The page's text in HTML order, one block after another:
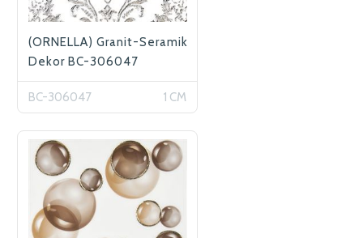
(ORNELLA) Granit-Seramik
Dekor BC-306047
BC-306047 1 CM